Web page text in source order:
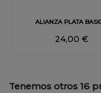
ALIANZA PLATA
24,00 €
Tenemos otros 16